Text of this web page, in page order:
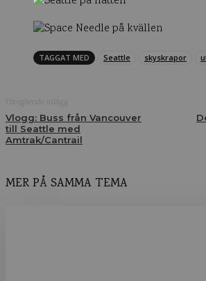
TAGGAT MED Seattle skyskrapor
Vlogg: Buss från Vancouver
till Seattle med
Amtrak/Cantrail
MER PÅ SAMMA TEMA